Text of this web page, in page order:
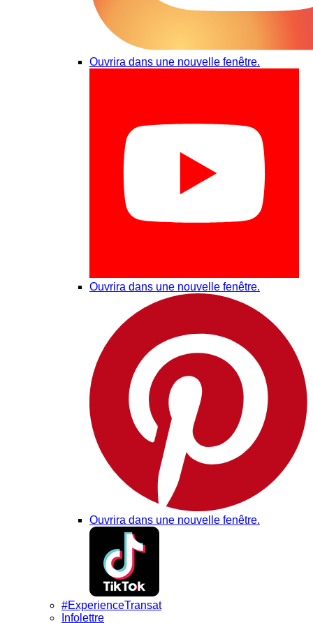
Ouvrira dans une nouvelle fenêtre.
Ouvrira dans une nouvelle fenêtre.
Ouvrira dans une nouvelle fenêtre.
#ExperienceTransat
Infolettre